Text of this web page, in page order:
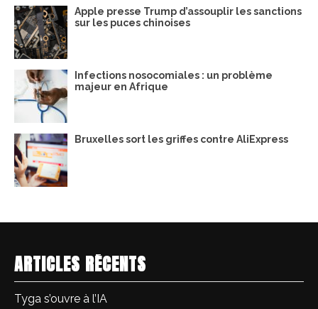
Apple presse Trump d’assouplir les sanctions
sur les puces chinoises
Infections nosocomiales : un problème
majeur en Afrique
Bruxelles sort les griffes contre AliExpress
ARTICLES RÉCENTS
Tyga s’ouvre à l’IA